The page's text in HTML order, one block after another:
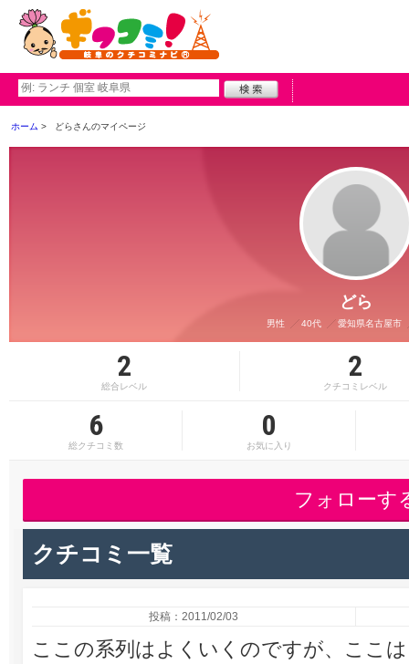
ホーム どらさんのマイページ
どら
男性 40代 愛知県名古屋市
2
総合レベル
2
クチコミレベル
6
総クチコミ数
0
お気に入り
フォローす
クチコミ一覧
投稿：2011/02/03
ここの系列はよくいくのですが、ここ